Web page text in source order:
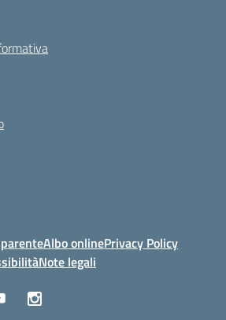
Albo onlinePrivacy Policy
Note legali